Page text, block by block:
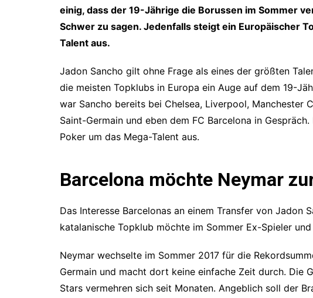
einig, dass der 19-Jährige die Borussen im Sommer
Schwer zu sagen. Jedenfalls steigt ein Europäischer
Talent aus.
Jadon Sancho gilt ohne Frage als eines der größten
die meisten Topklubs in Europa ein Auge auf dem 19-
war Sancho bereits bei Chelsea, Liverpool, Manchester
Saint-Germain und eben dem FC Barcelona in
Poker um das Mega-Talent aus.
Barcelona möchte Neymar
Das Interesse Barcelonas an einem Transfer von Jadon
katalanische Topklub möchte im Sommer Ex-Spieler
Neymar wechselte im Sommer 2017 für die
Germain und macht dort keine einfache Zeit durch. Die
Stars vermehren sich seit Monaten. Angeblich soll der